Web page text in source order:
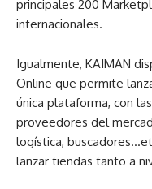
principales 200
internacionales.
Igualmente, KAIMAN
Online que permite
única plataforma, con
proveedores del
logística,
lanzar tiendas tanto a